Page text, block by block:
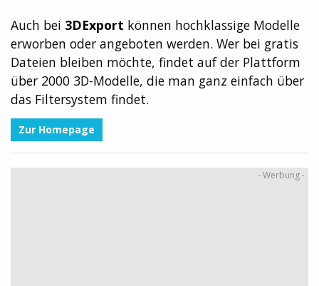
Auch bei 3DExport können hochklassige Modelle
erworben oder angeboten werden. Wer bei gratis
Dateien bleiben möchte, findet auf der Plattform
über 2000 3D-Modelle, die man ganz einfach über
das Filtersystem findet.
Zur Homepage